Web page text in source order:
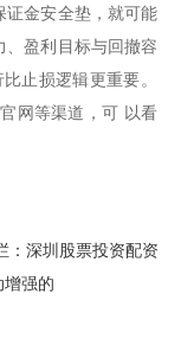
证金安全垫，就可能
、盈利目标与回撤容
止损逻辑更重要。
网等渠道，可 以看
：深圳股票投资配资
强的